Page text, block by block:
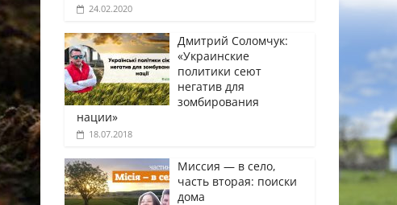
24.02.2020
Дмитрий Соломчук:
«Украинские
политики сеют
негатив для
зомбирования
нации»
18.07.2018
Миссия — в село,
часть вторая: поиски
дома